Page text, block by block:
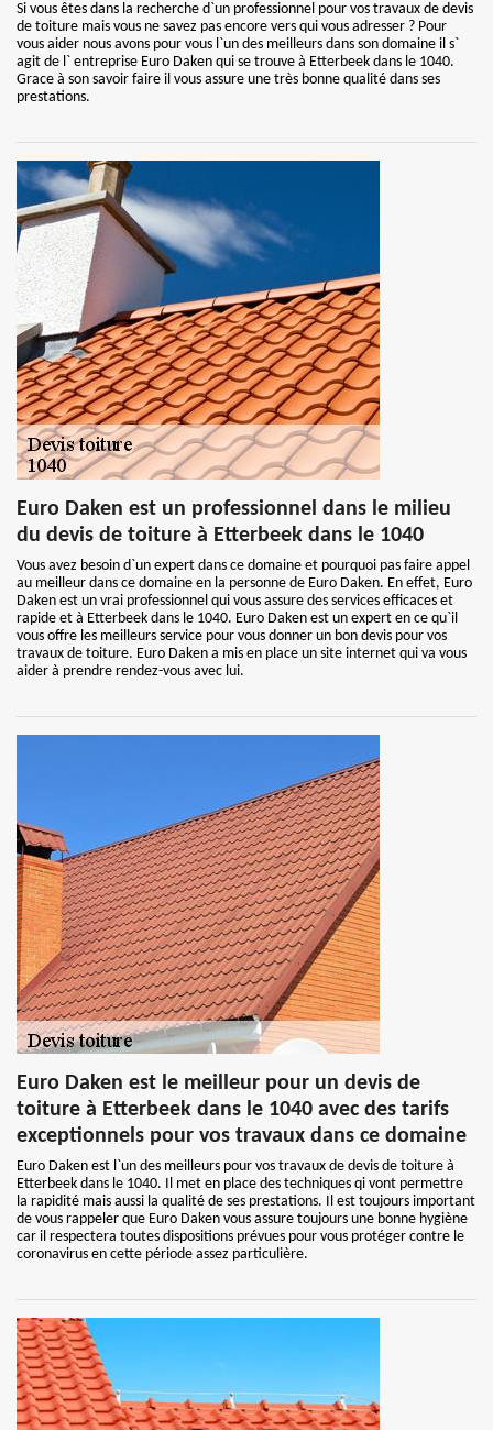
Si vous êtes dans la recherche d`un professionnel pour vos travaux de devis
de toiture mais vous ne savez pas encore vers qui vous adresser ? Pour
vous aider nous avons pour vous l`un des meilleurs dans son domaine il s`
agit de l` entreprise Euro Daken qui se trouve à Etterbeek dans le 1040.
Grace à son savoir faire il vous assure une très bonne qualité dans ses
prestations.
Euro Daken est un professionnel dans le milieu
du devis de toiture à Etterbeek dans le 1040
Vous avez besoin d`un expert dans ce domaine et pourquoi pas faire appel
au meilleur dans ce domaine en la personne de Euro Daken. En effet, Euro
Daken est un vrai professionnel qui vous assure des services efficaces et
rapide et à Etterbeek dans le 1040. Euro Daken est un expert en ce qu`il
vous offre les meilleurs service pour vous donner un bon devis pour vos
travaux de toiture. Euro Daken a mis en place un site internet qui va vous
aider à prendre rendez-vous avec lui.
Euro Daken est le meilleur pour un devis de
toiture à Etterbeek dans le 1040 avec des tarifs
exceptionnels pour vos travaux dans ce domaine
Euro Daken est l`un des meilleurs pour vos travaux de devis de toiture à
Etterbeek dans le 1040. Il met en place des techniques qi vont permettre
la rapidité mais aussi la qualité de ses prestations. Il est toujours important
de vous rappeler que Euro Daken vous assure toujours une bonne hygiène
car il respectera toutes dispositions prévues pour vous protéger contre le
coronavirus en cette période assez particulière.